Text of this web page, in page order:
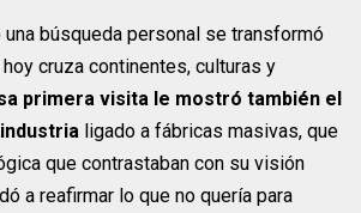
una búsqueda personal se transformó
cruza continentes, culturas y
primera visita le mostró también el
ligado a fábricas masivas, que
que contrastaban con su visión
a reafirmar lo que no quería para